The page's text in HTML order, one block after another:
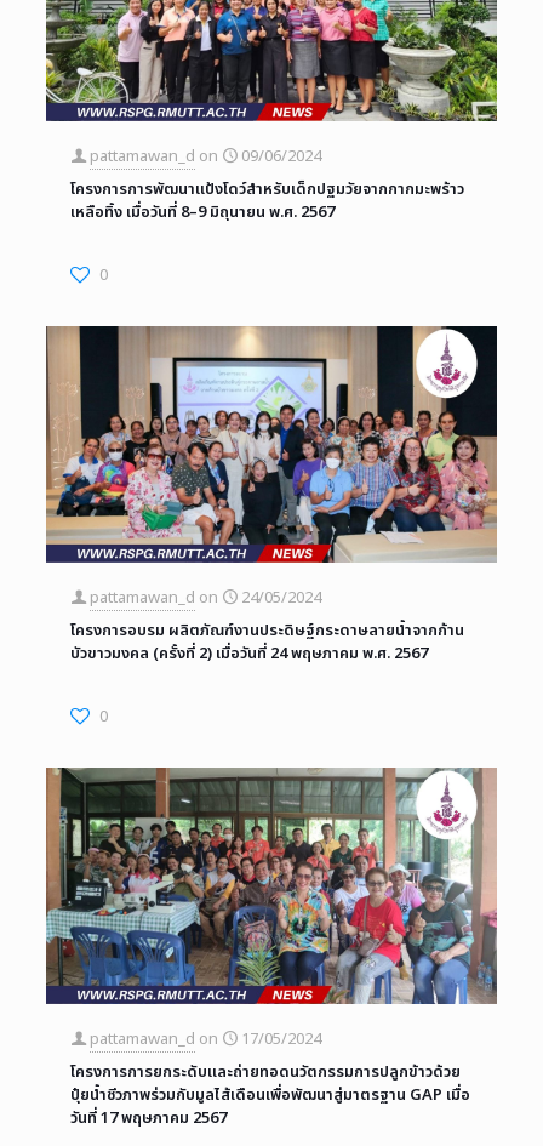
pattamawan_d on
09/06/2024
โครงการการพัฒนาแป้งโดว์สำหรับเด็กปฐมวัยจากกากมะพร้าว
เหลือทิ้ง เมื่อวันที่ 8–9 มิถุนายน พ.ศ. 2567
0
pattamawan_d on
24/05/2024
โครงการอบรม ผลิตภัณฑ์งานประดิษฐ์กระดาษลายน้ำจากก้าน
บัวขาวมงคล (ครั้งที่ 2) เมื่อวันที่ 24 พฤษภาคม พ.ศ. 2567
0
pattamawan_d on
17/05/2024
โครงการการยกระดับและถ่ายทอดนวัตกรรมการปลูกข้าวด้วย
ปุ๋ยน้ำชีวภาพร่วมกับมูลไส้เดือนเพื่อพัฒนาสู่มาตรฐาน GAP เมื่อ
วันที่ 17 พฤษภาคม 2567